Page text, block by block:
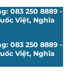
083 250 8889 -
Việt, Nghĩa
083 250 8889 -
Việt, Nghĩa